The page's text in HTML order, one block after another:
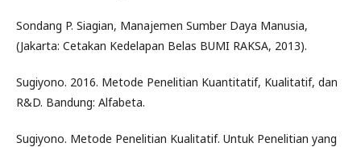
Sondang P. Siagian, Manajemen Sumber Daya Manusia,
(Jakarta: Cetakan Kedelapan Belas BUMI RAKSA, 2013).
Sugiyono. 2016. Metode Penelitian Kuantitatif, Kualitatif, dan
R&D. Bandung: Alfabeta.
Sugiyono. Metode Penelitian Kualitatif. Untuk Penelitian yang